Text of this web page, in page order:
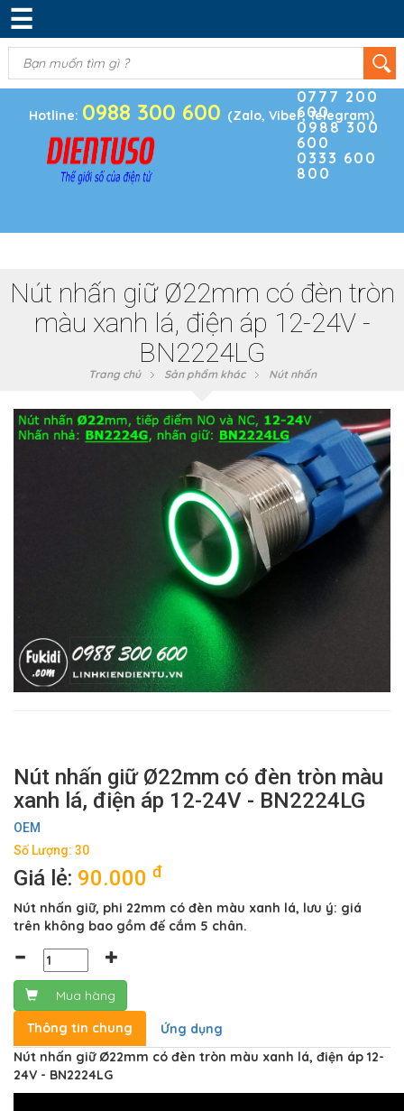
DANH MỤC SẢN PHẨM
KIM KHÍ
ĐIỆN TRỞ & TỤ ĐIỆN
BOARD PHÁT TRIỂN
MODULE CẢM BIẾN
LINH KIỆN KHÁC
☰
Hotline: 0988 300 600 (Zalo, Viber, Telegram)
Điện thoại
0777 200
600
0988 300
600
0333 600
800
(0)
Nút nhấn giữ Ø22mm có đèn tròn
màu xanh lá, điện áp 12-24V -
BN2224LG
Trang chủ Sản phẩm khác Nút nhấn
Nút nhấn giữ Ø22mm có đèn tròn màu
xanh lá, điện áp 12-24V - BN2224LG
OEM
Số Lượng: 30
Giá lẻ: 90.000 đ
Nút nhấn giữ, phi 22mm có đèn màu xanh lá, lưu ý: giá
trên không bao gồm đế cắm 5 chân.
Mua hàng
Thông tin chung
Ứng dụng
Nút nhấn giữ Ø22mm có đèn tròn màu xanh lá, điện áp 12-
24V - BN2224LG